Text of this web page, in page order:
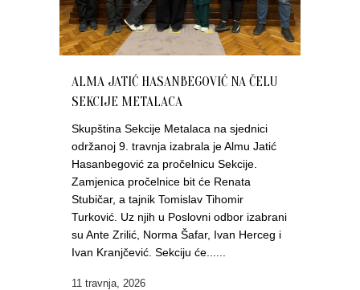
ALMA JATIĆ HASANBEGOVIĆ NA ČELU
SEKCIJE METALACA
Skupština Sekcije Metalaca na sjednici
održanoj 9. travnja izabrala je Almu Jatić
Hasanbegović za pročelnicu Sekcije.
Zamjenica pročelnice bit će Renata
Stubičar, a tajnik Tomislav Tihomir
Turković. Uz njih u Poslovni odbor izabrani
su Ante Zrilić, Norma Šafar, Ivan Herceg i
Ivan Kranjčević. Sekciju će......
11 travnja, 2026